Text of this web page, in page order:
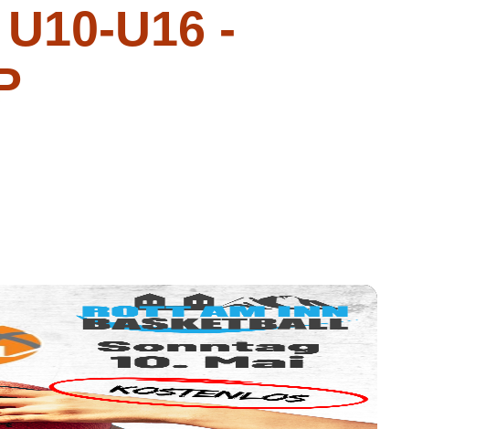
U16 -